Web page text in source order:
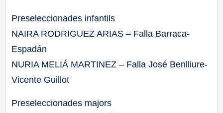
Preseleccionades infantils
NAIRA RODRIGUEZ ARIAS – Falla Barraca-
Espadán
NURIA MELIÁ MARTINEZ – Falla José Benlliure-
Vicente Guillot
Preseleccionades majors